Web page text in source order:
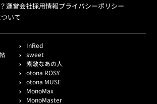
運営会社採用情報プライバシーポリシー
いて
InRed
sweet
素敵なあの人
otona ROSY
otona MUSE
MonoMax
MonoMaster